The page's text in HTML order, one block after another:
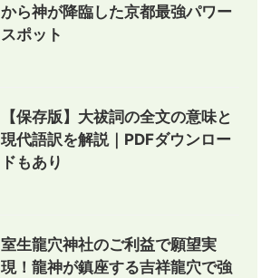
から神が降臨した京都最強パワー
スポット
【保存版】大祓詞の全文の意味と
現代語訳を解説｜PDFダウンロー
ドもあり
室生龍穴神社のご利益で願望実
現！龍神が鎮座する吉祥龍穴で強